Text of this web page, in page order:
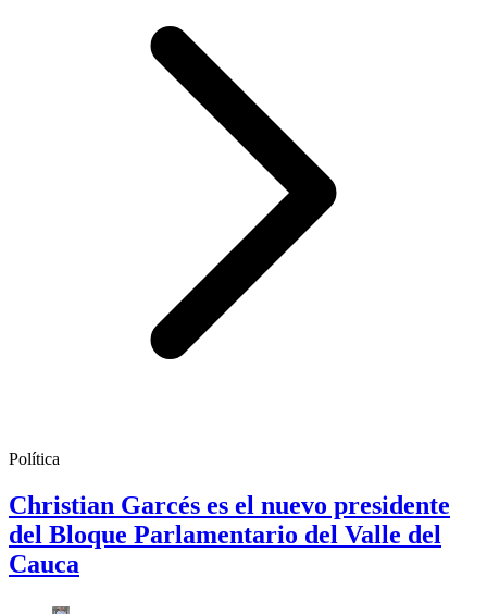
Política
Christian Garcés es el nuevo presidente
del Bloque Parlamentario del Valle del
Cauca